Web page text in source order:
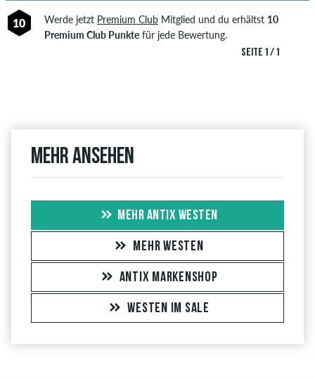
SEITE 1 / 1
10 Werde jetzt Premium ClubMitglied und du erhältst 10
Premium Club Punktefür jede Bewertung.
Mehr ansehen
MEHR ANTIX WESTEN
MEHR WESTEN
ANTIX MARKENSHOP
WESTEN IM SALE